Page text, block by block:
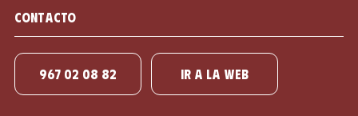
Contacto
967 02 08 82 IR A LA WEB